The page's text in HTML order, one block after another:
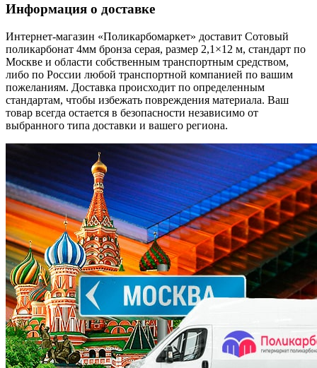
Информация о доставке
Интернет-магазин «Поликарбомаркет» доставит Сотовый
поликарбонат 4мм бронза серая, размер 2,1×12 м, стандарт по
Москве и области собственным транспортным средством,
либо по России любой транспортной компанией по вашим
пожеланиям. Доставка происходит по определенным
стандартам, чтобы избежать повреждения материала. Ваш
товар всегда остается в безопасности независимо от
выбранного типа доставки и вашего региона.